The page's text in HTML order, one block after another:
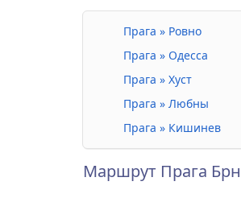
Прага » Ровно
Прага » Одесса
Прага » Хуст
Прага » Любны
Прага » Кишинев
Маршрут Прага